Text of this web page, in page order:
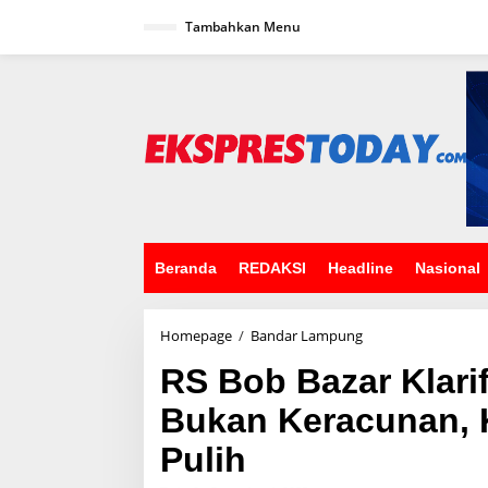
Tambahkan Menu
Beranda REDAKSI Headline Nasional
Homepage / Bandar Lampung
B
o
b
B
RS Bob Bazar
Bukan Keracunan,
Pulih